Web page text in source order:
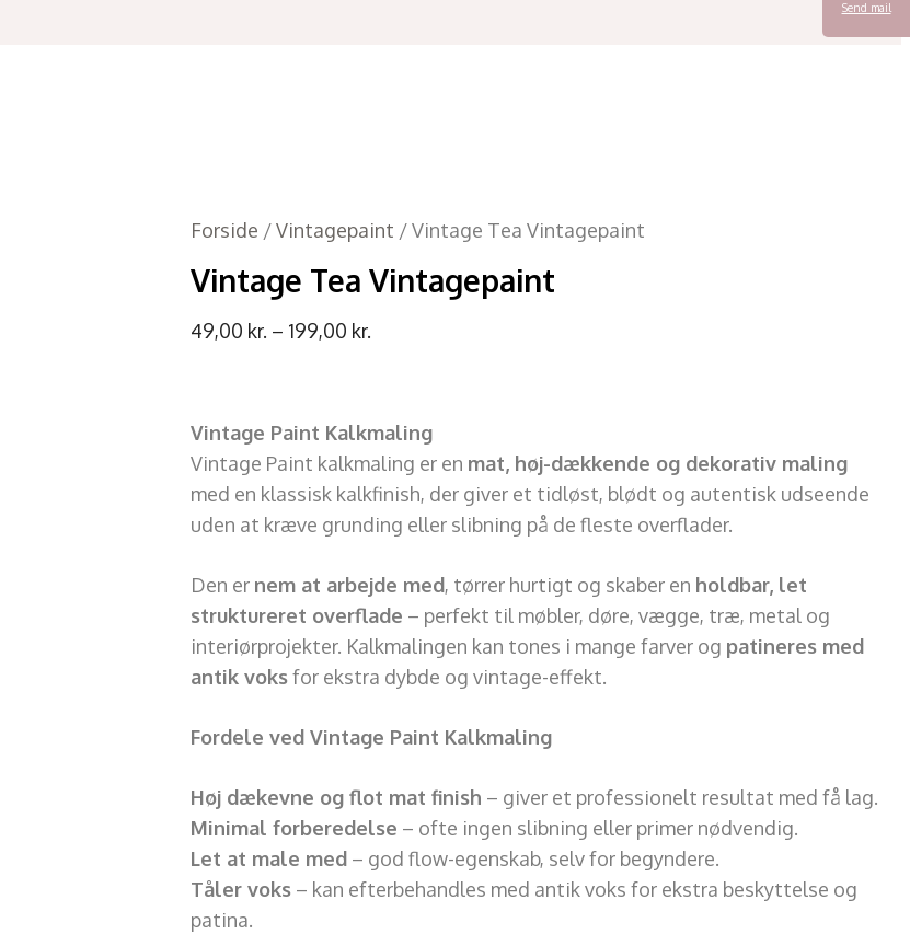
Forside /Vintagepaint / Vintage Tea Vintagepaint
Vintage Tea Vintagepaint
49,00 kr. – 199,00 kr.
Vintage Paint Kalkmaling
Vintage Paint kalkmaling er en mat, høj-dækkende og dekorativ maling
med en klassisk kalkfinish, der giver et tidløst, blødt og autentisk udseende
uden at kræve grunding eller slibning på de fleste overflader.
Den er nem at arbejde med, tørrer hurtigt og skaber en holdbar, let
struktureret overflade – perfekt til møbler, døre, vægge, træ, metal og
interiørprojekter. Kalkmalingen kan tones i mange farver og patineres med
antik voksfor ekstra dybde og vintage-effekt.
Fordele ved Vintage Paint Kalkmaling
Høj dækevne og flot mat finish – giver et professionelt resultat med få lag.
Minimal forberedelse – ofte ingen slibning eller primer nødvendig.
Let at male med – god flow-egenskab, selv for begyndere.
Tåler voks – kan efterbehandles med antik voks for ekstra beskyttelse og
patina.
Send mail